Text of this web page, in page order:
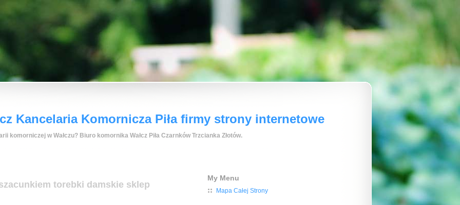
Kancelaria Komornicza Piła firmy strony internetowe
komorniczej w Wałczu? Biuro komornika Wałcz Piła Czarnków Trzcianka Złotów.
torebki damskie sklep
My Menu
Mapa Całej Strony